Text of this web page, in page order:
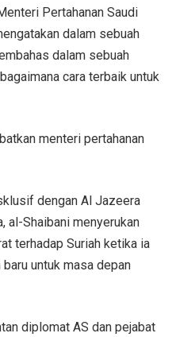
Pertahanan Saudi
dalam sebuah
dalam sebuah
cara terbaik untuk
menteri pertahanan
dengan Al Jazeera
al-Shaibani menyerukan
terhadap Suriah ketika ia
untuk masa depan
diplomat AS dan pejabat